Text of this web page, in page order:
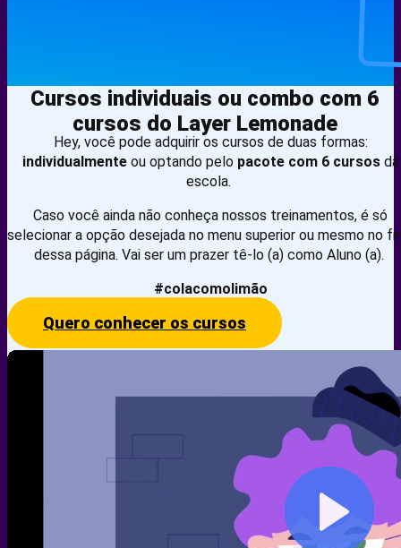
Cursos individuais ou combo com 6
cursos do Layer Lemonade
Hey, você pode adquirir os cursos de duas formas:
individualmente ou optando pelo pacote com 6 cursosda
escola.
Caso você ainda não conheça nossos treinamentos, é só
selecionar a opção desejada no menu superior ou mesmo no
dessa página. Vai ser um prazer tê-lo (a) como Aluno (a).
#colacomolimão
Quero conhecer os cursos